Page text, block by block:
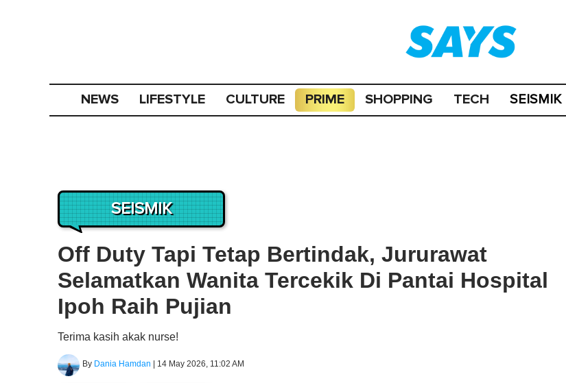
NEWS LIFESTYLE CULTURE PRIME SHOPPING TECH SEISMIK
SEISMIK
Off Duty Tapi Tetap Bertindak, Jururawat
Selamatkan Wanita Tercekik Di Pantai Hospital
Ipoh Raih Pujian
Terima kasih akak nurse!
By Dania Hamdan | 14 May 2026, 11:02 AM